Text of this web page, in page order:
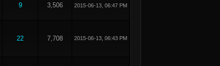
9 3,506 2015-06-13, 06:47 PM
22 7,708 2015-06-13, 06:43 PM